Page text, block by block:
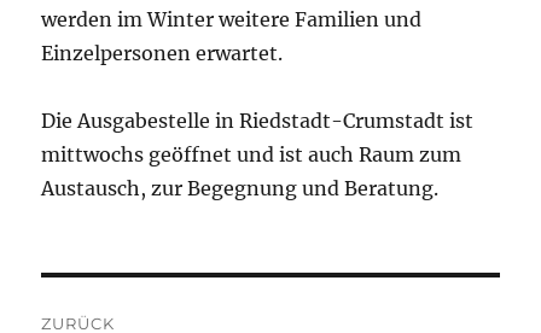
werden im Winter weitere Familien und
Einzelpersonen erwartet.
Die Ausgabestelle in Riedstadt-Crumstadt ist
mittwochs geöffnet und ist auch Raum zum
Austausch, zur Begegnung und Beratung.
ZURÜCK